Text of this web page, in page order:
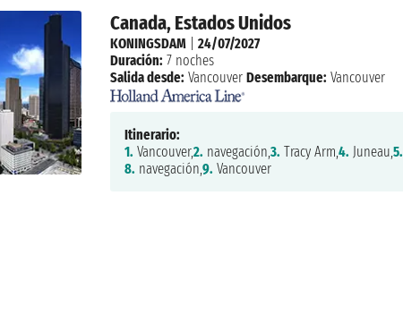
Canada, Estados Unidos
KONINGSDAM| 24/07/2027
Duración: 7 noches
Salida desde: Vancouver Desembarque: Vancouver
Itinerario:
1. Vancouver,2. navegación,3. Tracy Arm,4. Juneau,5.
8. navegación,9. Vancouver